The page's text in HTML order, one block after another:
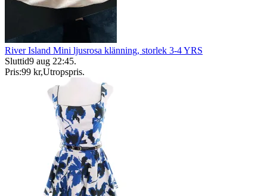
River Island Mini ljusrosa klänning, storlek 3-4 YRS
Sluttid9 aug 22:45.
Pris:99 kr,Utropspris.